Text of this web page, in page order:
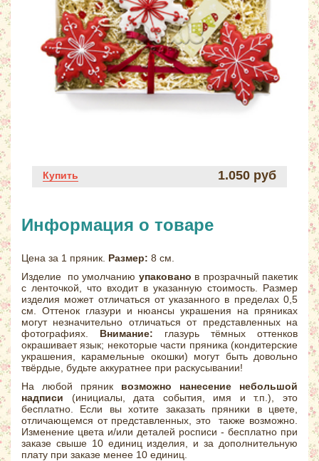
Купить 1.050 руб
Информация о товаре
Цена за 1 пряник. Размер: 8 см.
Изделие по умолчанию упаковано в прозрачный пакетик
с ленточкой, что входит в указанную стоимость. Размер
изделия может отличаться от указанного в пределах 0,5
см. Оттенок глазури и нюансы украшения на пряниках
могут незначительно отличаться от представленных на
фотографиях. Внимание: глазурь тёмных оттенков
окрашивает язык; некоторые части пряника (кондитерские
украшения, карамельные окошки) могут быть довольно
твёрдые, будьте аккуратнее при раскусывании!
На любой пряник возможно нанесение небольшой
надписи (инициалы, дата события, имя и т.п.), это
бесплатно. Если вы хотите заказать пряники в цвете,
отличающемся от представленных, это также возможно.
Изменение цвета и/или деталей росписи - бесплатно при
заказе свыше 10 единиц изделия, и за дополнительную
плату при заказе менее 10 единиц.